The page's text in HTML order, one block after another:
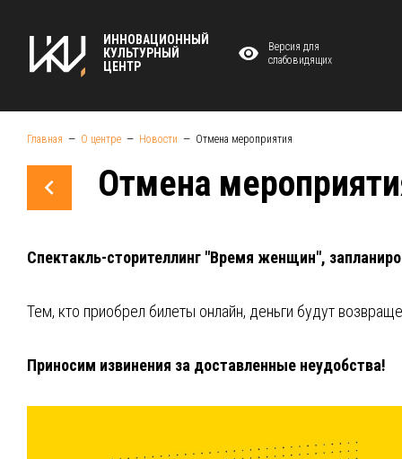
ИННОВАЦИОННЫЙ
КУЛЬТУРНЫЙ
ЦЕНТР
Версия для
слабовидящих
Главная О центре Новости Отмена мероприятия
Отмена
Спектакль-сторителлинг "Время женщин",
Тем, кто приобрел билеты онлайн, деньги будут
Приносим извинения за доставленные неудобства!